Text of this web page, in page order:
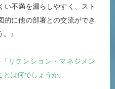
い不満を漏らしやすく、スト
的に他の部署との交流ができ
』
リテンション・マネジメン
は何でしょうか。